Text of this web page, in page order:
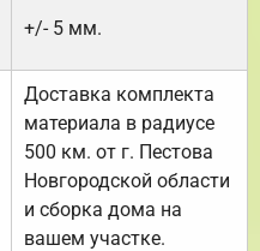
+/- 5 мм.
Доставка комплекта
материала в радиусе
500 км. от г. Пестова
Новгородской области
и сборка дома на
вашем участке.